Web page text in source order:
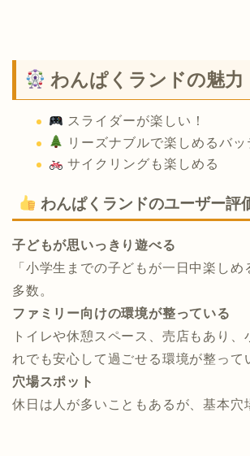
わんぱくランドの魅力
スライダーが楽しい！
リーズナブルで楽しめるバッ
サイクリングも楽しめる
わんぱくランドのユーザー評
子どもが思いっきり遊べる
「小学生までの子どもが一日中楽しめ
多数。
ファミリー向けの環境が整っている
トイレや休憩スペース、売店もあり、
れでも安心して過ごせる環境が整って
穴場スポット
休日は人が多いこともあるが、基本穴